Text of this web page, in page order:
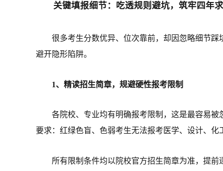
关键填报细节：吃透规则避坑，筑牢四年
很多考生分数优异、位次靠前，却因忽略细节踩
避开隐形陷阱。
1、精读招生简章，规避硬性报考限制
各院校、专业均有明确报考限制，这是最容易
要求：红绿色盲、色弱考生无法报考医学、设计、
所有限制条件均以院校官方招生简章为准，提前